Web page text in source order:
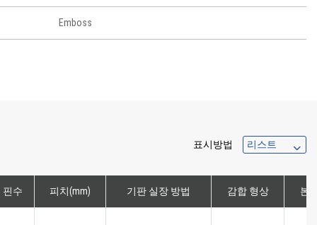
Emboss
표시방법
핀수 피치(mm) 기판 실장 방법 감합 형상 본